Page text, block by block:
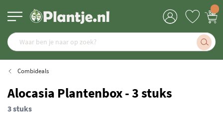
Combideals
Alocasia Plantenbox - 3 stuks
3 stuks